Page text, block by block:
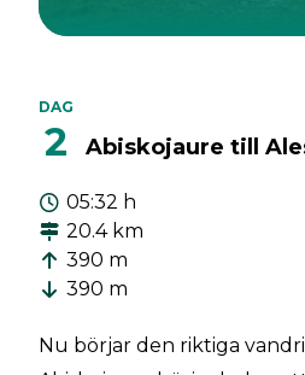
DAG
2 Abiskojaure till
05:32 h
20.4 km
390 m
390 m
Nu börjar den riktiga